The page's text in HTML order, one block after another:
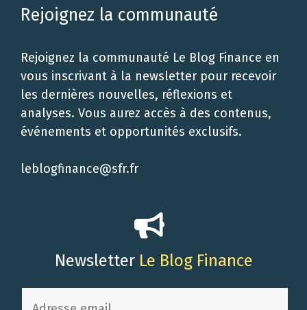
Rejoignez la communauté
Rejoignez la communauté Le Blog Finance en
vous inscrivant à la newsletter pour recevoir
les dernières nouvelles, réflexions et
analyses. Vous aurez accès à des contenus,
événements et opportunités exclusifs.
leblogfinance@sfr.fr
Newsletter Le Blog Finance